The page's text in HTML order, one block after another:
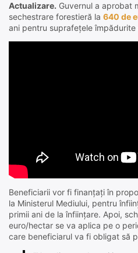
Actualizare. Guvernul a aprobat
sechestrare forestieră la 640 de
ani pentru suprafețele împădurite
Beneficiarii vor fi finanțați în
la Ministerul Mediului, pentru
primii ani de la înființare. Apoi,
euro/hectar se va aplica pe o
care beneficiarul va fi obligat să